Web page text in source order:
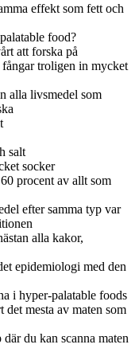
effekt som fett och
food?
att forska på
fångar troligen in mycket
alla livsmedel som
salt
socker
procent av allt som
efter samma typ var
alla kakor,
epidemiologi med den
i hyper-palatable foods
mesta av maten som
du kan scanna maten